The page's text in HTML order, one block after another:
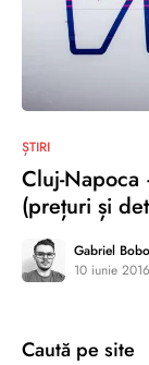
ȘTIRI
Cluj-
(prețuri și
Gabriel
10 iunie 2016
Caută pe site